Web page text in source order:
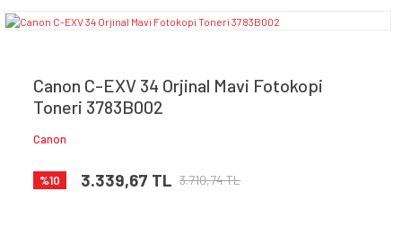
Canon C-EXV 34 Orjinal Mavi Fotokopi
Toneri 3783B002
Canon
%10 3.339,67 TL 3.710,74 TL